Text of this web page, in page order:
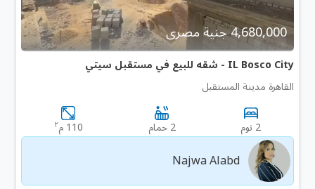
4,680,000 جنية مصرى
IL Bosco City - شقه للبيع في مستقبل سيتي
القاهرة مدينة المستقبل
2 نوم 2 حمام 110 م ٢
Najwa Alabd